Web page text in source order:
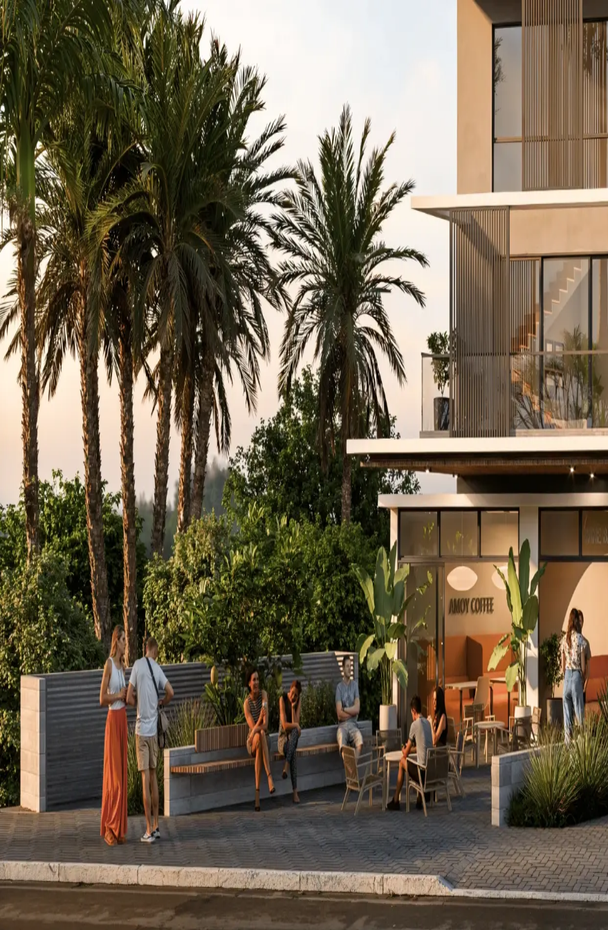
ed. serene
ED. SERENE
Localização:
Florianópolis, SC
Próximo Projeto
ED. MIRÁH